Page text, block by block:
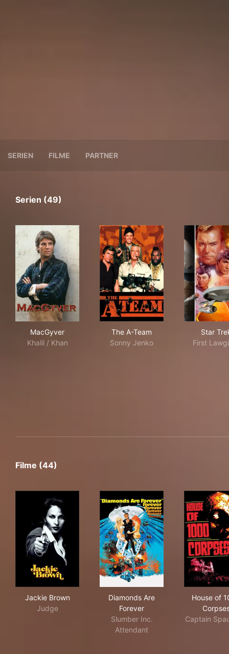
SERIEN FILME PARTNER
Serien (49)
MacGyver
Khalil / Khan
The A-Team
Sonny Jenko
Star
First
Filme (44)
Jackie Brown
Judge
Diamonds Are
Forever
Slumber Inc.
Attendant
House of
Captain